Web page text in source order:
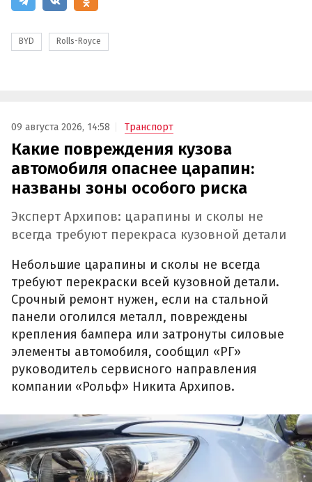
BYD Rolls-Royce
09 августа 2026, 14:58 Транспорт
Какие повреждения кузова
автомобиля опаснее царапин:
названы зоны особого риска
Эксперт Архипов: царапины и сколы не
всегда требуют перекраса кузовной детали
Небольшие царапины и сколы не всегда
требуют перекраски всей кузовной детали.
Срочный ремонт нужен, если на стальной
панели оголился металл, повреждены
крепления бампера или затронуты силовые
элементы автомобиля, сообщил «РГ»
руководитель сервисного направления
компании «Рольф» Никита Архипов.